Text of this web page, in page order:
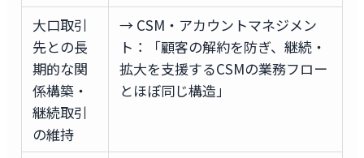
大口取引
先との長
期的な関
係構築・
継続取引
の維持
→ CSM・アカウントマネジメン
ト：「顧客の解約を防ぎ、継続・
拡大を支援するCSMの業務フロー
とほぼ同じ構造」